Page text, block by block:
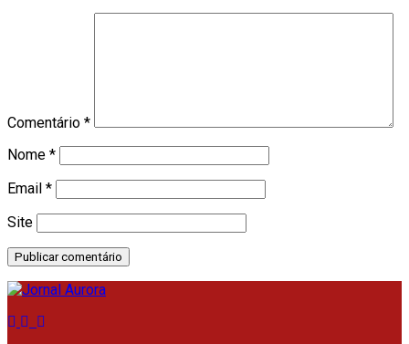
Comentário *
Nome *
Email *
Site